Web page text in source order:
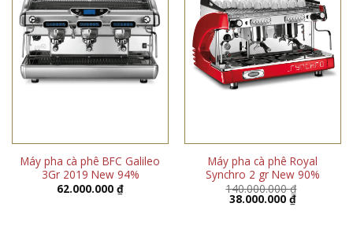
Máy pha cà phê BFC Galileo
3Gr 2019 New 94%
62.000.000 ₫
Máy pha cà phê Royal
Synchro 2 gr New 90%
140.000.000₫
Giá
gốc
38.000.000 ₫Giá